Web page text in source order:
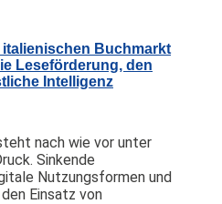
Buchmarkt
Leseförderung, den
Intelligenz
nach wie vor unter
Sinkende
Nutzungsformen und
Einsatz von